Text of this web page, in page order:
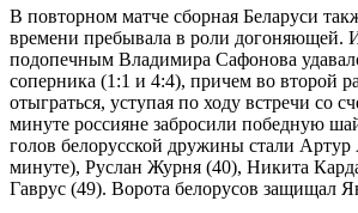
В повторном матче сборная Беларуси
времени пребывала в роли догоняющей.
подопечным Владимира Сафонова
соперника (1:1 и 4:4), причем во второй
отыграться, уступая по ходу встречи со
минуте россияне забросили победную
голов белорусской дружины стали Артур
минуте), Руслан Журня (40), Никита
Гаврус (49). Ворота белорусов защищал